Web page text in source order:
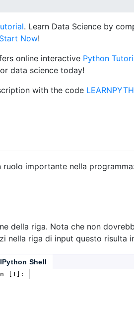
. Learn Data Science by
Start Now!
online interactive Python
data science today!
with the code
importante nella
della riga. Nota che non
nella riga di input questo risulta
IPython Shell
[1]: